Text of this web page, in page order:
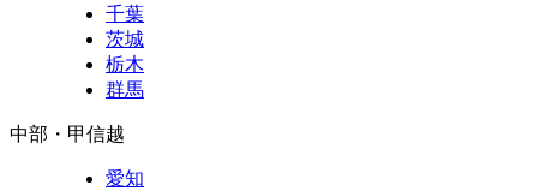
千葉
茨城
栃木
群馬
中部・甲信越
愛知